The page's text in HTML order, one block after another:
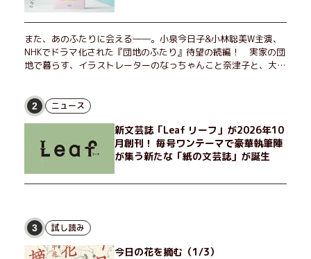
また、あのふたりに会える――。小泉今日子&小林聡美W主演、
NHKでドラマ化された『団地のふたり』待望の続編！ 実家の団
地で暮らす、イラストレーターのなっちゃんこと奈津子と、大学
げたり、部屋でふたりだけの「台湾映画祭」を催したり。50代
独身、幼なじみの変わらぬ友情とささやかな幸せの日々を描く。
2 ニュース
新文芸誌「Leaf リーフ」が2026年10
月創刊！ 毎号ワンテーマで豪華執筆陣
が集う新たな「紙の文芸誌」が誕生
3 試し読み
今日の花を摘む（1/3）